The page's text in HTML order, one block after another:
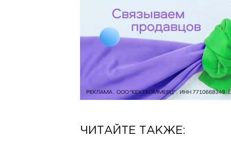
ЧИТАЙТЕ ТАКЖЕ: